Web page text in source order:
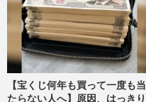
【宝くじ何年も買って一度も当
たらない人へ】原因、はっきり